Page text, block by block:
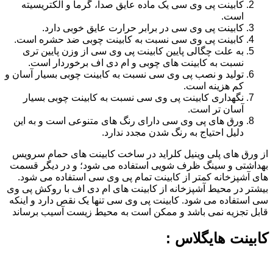
کابینت پی وی سی یک ماده عایق صدا، گرما و الکتریسیته
است.
کابینت پی وی سی در برابر حرارت عایق خوبی دارد.
کابینت پی وی سی نسبت به کابینت چوبی ضد حشره است.
به علت چگالی پایین کابینت پی وی سی از وزن پایین تری
نسبت به کابینت های چوبی و ام دی اف برخوردار است.
تولید و نصب پی وی سی نسبت به کابینت چوبی بسیار آسان و
کم هزینه است.
نگهداری کابینت پی وی سی نسبت به کابینت چوبی بسیار
آسان تر است.
ورق های پی وی سی دارای رنگ های متنوعی است و به این
دلیل احتیاج به رنگ شدن مجدد ندارد.
از ورق های پلی وینیل کلراید در ساخت کابینت های حمام سرویس
بهداشتی و سینگ ظرف شویی استفاده می شود؛ و در دیگر قسمت
های آشپزخانه کمتر از کابینت تمام پی وی سی استفاده می شود.
بیشتر در محیط آشپزخانه از کابینت های ام دی اف با روکش پی وی
سی استفاده می شود. کابینت پی وی سی تنها یک نقص دارد و اینکه
قابل تجزیه نمی باشد و ممکن است به محیط زیست آسیب برساند
کابینت هایگلاس :